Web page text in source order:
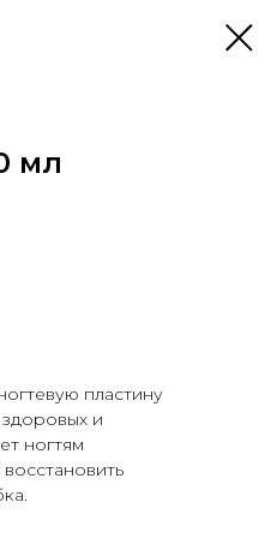
мл
пластину
и
ногтям